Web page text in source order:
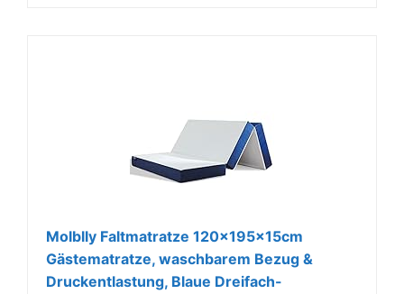
Molblly Faltmatratze 120×195×15cm
Gästematratze, waschbarem Bezug &
Druckentlastung, Blaue Dreifach-